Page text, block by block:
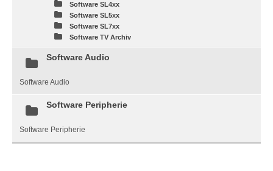
Software SL4xx
Software SL5xx
Software SL7xx
Software TV Archiv
Software Audio
Software Audio
Software Peripherie
Software Peripherie